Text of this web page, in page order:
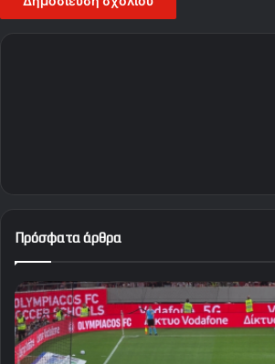
Πρόσφατα άρθρα